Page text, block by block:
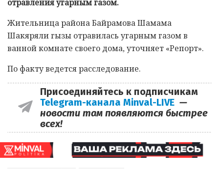
отравления угарным газом.
Жительница района Байрамова Шамама
Шакяряли гызы отравилась угарным газом в
ванной комнате своего дома, уточняет «Репорт».
По факту ведется расследование.
Присоединяйтесь к подписчикам
Telegram-канала Minval-LIVE —
новости там появляются быстрее
всех!